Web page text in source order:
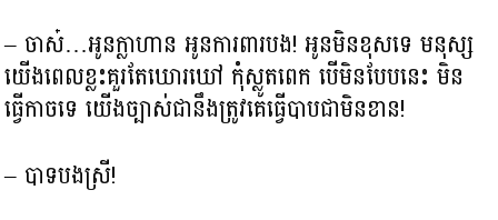
– ចាស៎…អូនក្លាហាន អូនការពារបង! អូនមិនខុសទេ មនុស្ស
យើងពេលខ្លះគួរតែឃោរឃៅ កុំស្លូតពេក បើមិនបែបនេះ មិន
ធ្វើកាចទេ យើងច្បាស់ជានឹងត្រូវគេធ្វើបាបជាមិនខាន!
– បាទបងស្រី!